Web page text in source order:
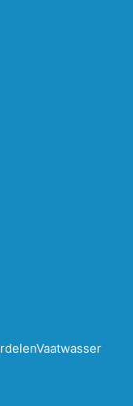
Vaatwasser